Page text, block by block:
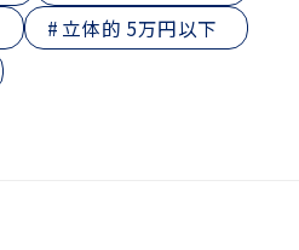
立体的 5万円以下